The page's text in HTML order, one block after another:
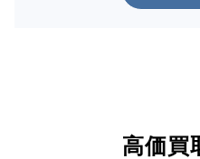
高価買